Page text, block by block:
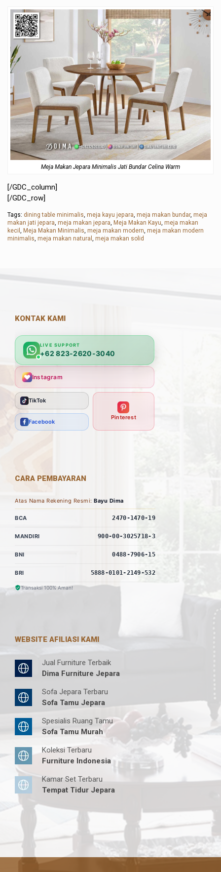
Meja Makan Jepara Minimalis Jati Bundar Celina Warm
[/GDC_column]
[/GDC_row]
Tags: dining table minimalis, meja kayu jepara, meja makan bundar, meja
makan jati jepara, meja makan jepara, Meja Makan Kayu, meja makan
kecil , Meja Makan Minimalis, meja makan modern, meja makan modern
minimalis, meja makan natural , meja makan solid
KONTAK KAMI
LIVE SUPPORT
+62 823-2620-3040
Instagram
TikTok
Facebook
Pinterest
CARA PEMBAYARAN
Atas Nama Rekening Resmi: Bayu Dima
BCA 2470-1470-19
MANDIRI 900-00-3025718-3
BNI 0488-7906-15
BRI 5888-0101-2149-532
Transaksi 100% Aman!
WEBSITE AFILIASI KAMI
Jual Furniture Terbaik
Dima Furniture Jepara
Sofa Jepara Terbaru
Sofa Tamu Jepara
Spesialis Ruang Tamu
Sofa Tamu Murah
Koleksi Terbaru
Furniture Indonesia
Kamar Set Terbaru
Tempat Tidur Jepara